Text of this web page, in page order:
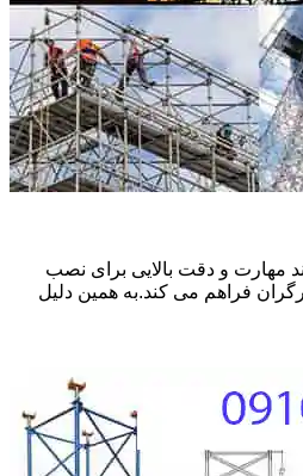
مهارت و دقت بالایی برای نصب
فراهم می کند.به همین دلیل